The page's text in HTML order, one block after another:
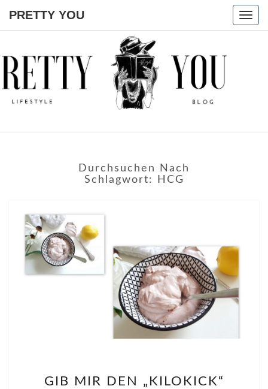
PRETTY YOU
PRETTY
Durchsuchen Nach
Schlagwort:
HCG
MIR
GIB MIR DEN „KILOKICK“